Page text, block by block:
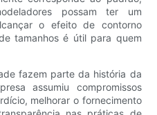
possam ter um
o efeito de contorno
tamanhos é útil para quem
fazem parte da história da
assumiu compromissos
melhorar o fornecimento